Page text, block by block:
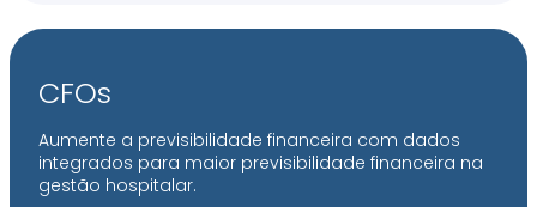
CFOs
Aumente a previsibilidade financeira com dados
integrados para maior previsibilidade financeira na
gestão hospitalar.